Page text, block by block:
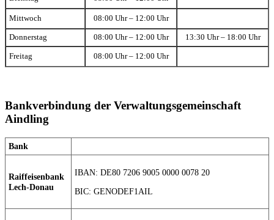
Mittwoch 08:00 Uhr – 12:00 Uhr
Donnerstag 08:00 Uhr – 12:00 Uhr 13:30 Uhr – 18:00 Uhr
Freitag 08:00 Uhr – 12:00 Uhr
Bankverbindung der Verwaltungsgemeinschaft
Aindling
Bank
Raiffeisenbank
Lech-Donau
IBAN: DE80 7206 9005 0000 0078 20
BIC: GENODEF1AIL